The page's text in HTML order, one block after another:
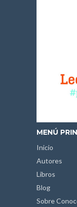
MENÚ
Inicio
Autores
Libros
Blog
Sobre